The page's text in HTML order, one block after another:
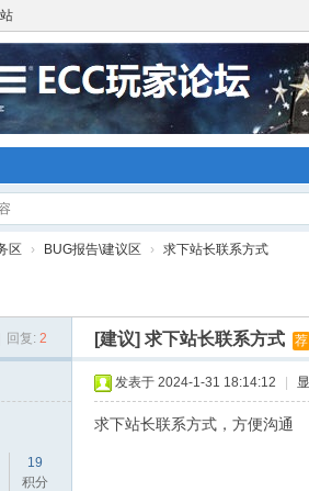
区 › BUG报告\建议区 › 求下站长联系方式
回复: 2 [建议] 求下站长联系方式 荐
19
积分
发表于 2024-1-31 18:14:12
求下站长联系方式，方便沟通